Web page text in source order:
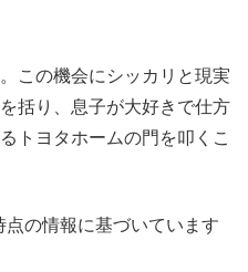
この機会にシッカリと現実
括り、息子が大好きで仕方
トヨタホームの門を叩くこ
の情報に基づいています